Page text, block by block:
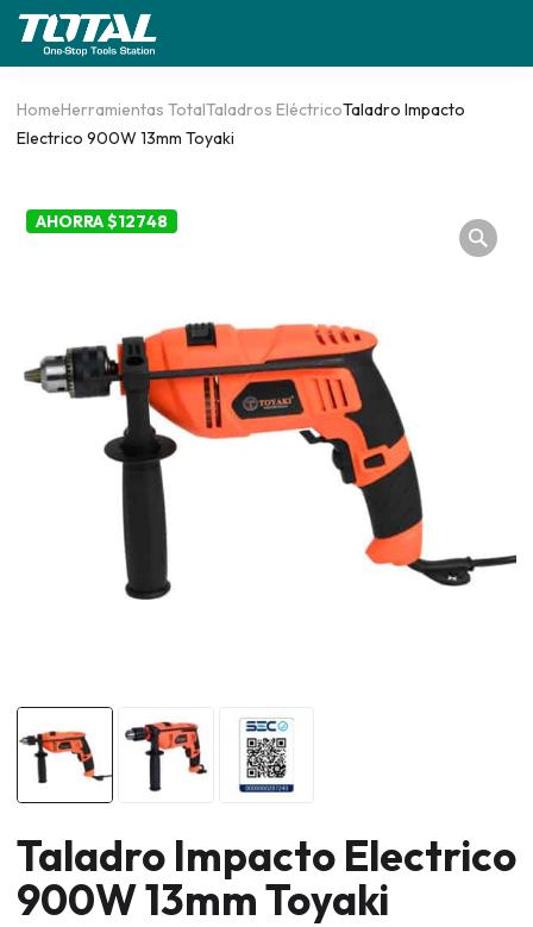
HomeHerramientas TotalTaladros EléctricoTaladro Impacto
Electrico 900W 13mm Toyaki
AHORRA $12748
Taladro Impacto Electrico
900W 13mm Toyaki